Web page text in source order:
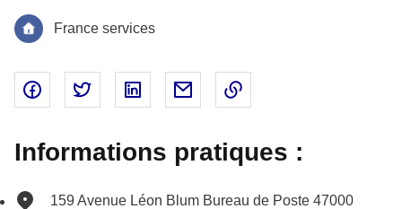
France services
Partager sur Facebook - nouvelle fenêtre
Partager sur Twitter - nouvelle fenêtre
Partager sur Linked In - nouvelle
Partager par email - nouvelle
Informations pratiques :
159 Avenue Léon Blum Bureau de Poste 47000